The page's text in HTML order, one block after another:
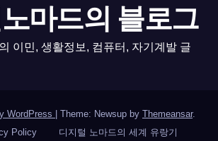
마드의 블로그
이민, 생활정보, 컴퓨터, 자기계발 글
WordPress Theme: Newsup by Themeansar.
Policy 디지털 노마드의 세계 유랑기